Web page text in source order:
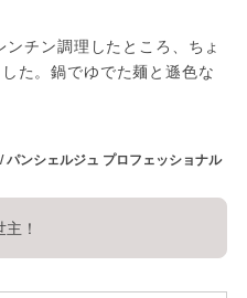
チン調理したところ、ちょ
た。鍋でゆでた麺と遜色な
パンシェルジュ プロフェッショナル
！